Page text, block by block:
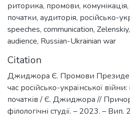
риторика, промови, комунікація,
початки, аудиторія, російсько-
speeches, communication, Zelenskiy,
audience, Russian-Ukrainian war
Citation
Джиджора Є. Промови
час російсько-української війни:
початків / Є. Джиджора //
філологічні студії. – 2023. – Вип.